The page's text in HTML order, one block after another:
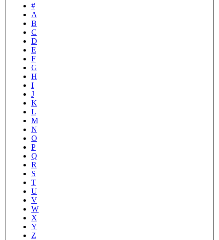
#
A
B
C
D
E
F
G
H
I
J
K
L
M
N
O
P
Q
R
S
T
U
V
W
X
Y
Z